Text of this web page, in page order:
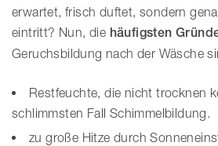
erwartet, frisch duftet, sondern
eintritt? Nun, die häufigsten
Geruchsbildung nach der Wäsche
Restfeuchte, die nicht trocknen
schlimmsten Fall Schimmelbildung.
zu große Hitze durch